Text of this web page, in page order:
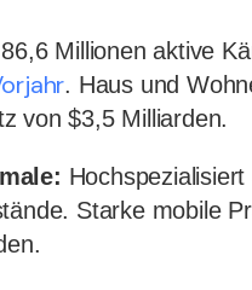
Millionen aktive
. Haus und
von $3,5 Milliarden.
Starke mobile